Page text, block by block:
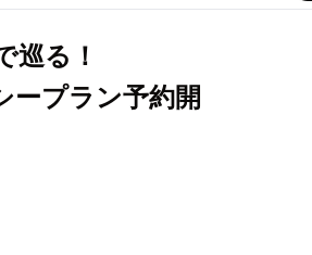
巡る！
ープラン予約開